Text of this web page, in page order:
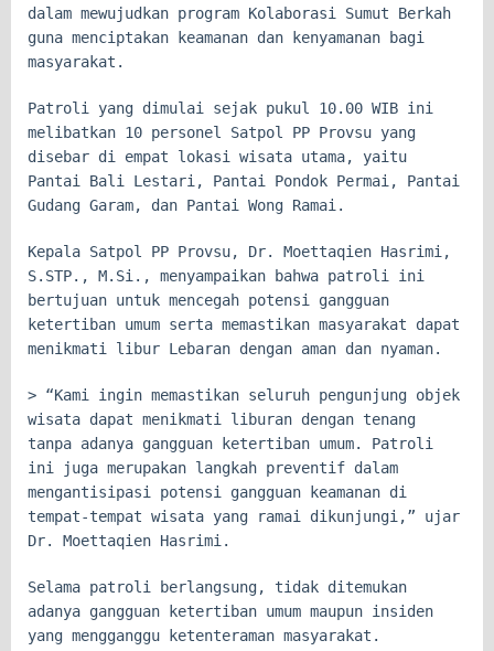
dalam mewujudkan program Kolaborasi Sumut Berkah
guna menciptakan keamanan dan kenyamanan bagi
masyarakat.
Patroli yang dimulai sejak pukul 10.00 WIB ini
melibatkan 10 personel Satpol PP Provsu yang
disebar di empat lokasi wisata utama, yaitu
Pantai Bali Lestari, Pantai Pondok Permai, Pantai
Gudang Garam, dan Pantai Wong Ramai.
Kepala Satpol PP Provsu, Dr. Moettaqien Hasrimi,
S.STP., M.Si., menyampaikan bahwa patroli ini
bertujuan untuk mencegah potensi gangguan
ketertiban umum serta memastikan masyarakat dapat
menikmati libur Lebaran dengan aman dan nyaman.
> “Kami ingin memastikan seluruh pengunjung objek
wisata dapat menikmati liburan dengan tenang
tanpa adanya gangguan ketertiban umum. Patroli
ini juga merupakan langkah preventif dalam
mengantisipasi potensi gangguan keamanan di
tempat-tempat wisata yang ramai dikunjungi,” ujar
Dr. Moettaqien Hasrimi.
Selama patroli berlangsung, tidak ditemukan
adanya gangguan ketertiban umum maupun insiden
yang mengganggu ketenteraman masyarakat.